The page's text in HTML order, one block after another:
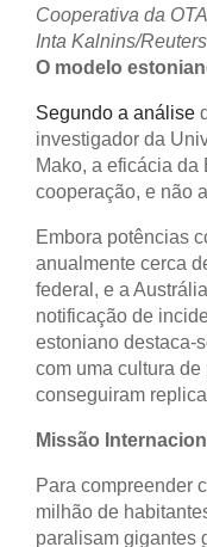
Cooperativa da
Inta Kalnins/Reuters
O modelo
Segundo a análise
investigador da
Mako, a eficácia
cooperação, e não
Embora potências
anualmente cerca
federal, e a
notificação de
estoniano destaca-
com uma cultura
conseguiram
Missão
Para compreender
milhão de
paralisam gigantes